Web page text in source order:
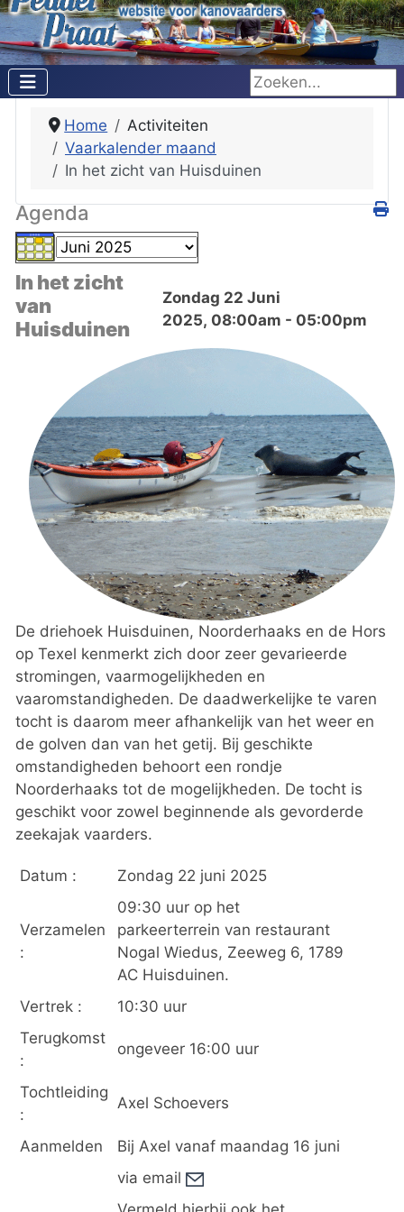
Zoeken...
Home
Activiteiten
Vaarkalender maand
In het zicht van Huisduinen
Agenda
In het zicht
van
Huisduinen
Zondag 22 Juni
2025, 08:00am - 05:00pm
De driehoek Huisduinen, Noorderhaaks en de Hors
op Texel kenmerkt zich door zeer gevarieerde
stromingen, vaarmogelijkheden en
vaaromstandigheden. De daadwerkelijke te varen
tocht is daarom meer afhankelijk van het weer en
de golven dan van het getij. Bij geschikte
omstandigheden behoort een rondje
Noorderhaaks tot de mogelijkheden. De tocht is
geschikt voor zowel beginnende als gevorderde
zeekajak vaarders.
Datum : Zondag 22 juni 2025
Verzamelen
:
09:30 uur op het
parkeerterrein van restaurant
Nogal Wiedus, Zeeweg 6, 1789
AC Huisduinen.
Vertrek :
10:30 uur
Terugkomst
:
ongeveer 16:00 uur
Tochtleiding
:
Axel Schoevers
Aanmelden
Bij Axel vanaf maandag 16 juni
via email